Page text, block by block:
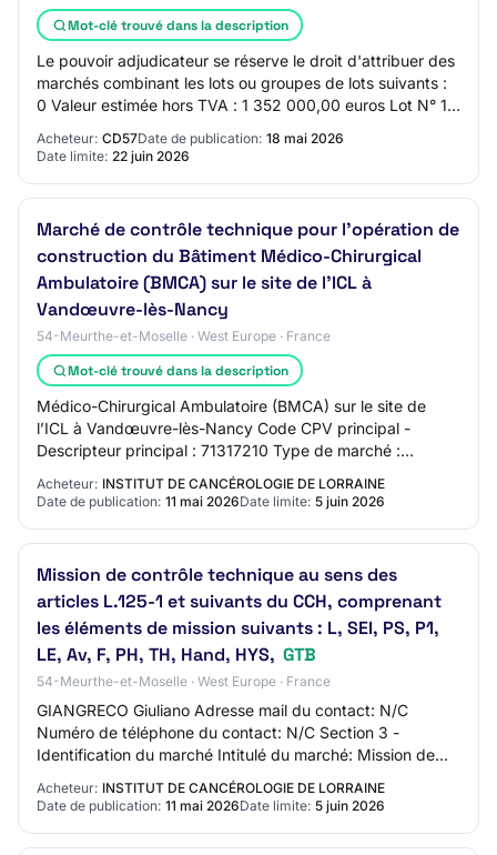
Mot-clé trouvé dans la description
Le pouvoir adjudicateur se réserve le droit d'attribuer des
marchés combinant les lots ou groupes de lots suivants :
0 Valeur estimée hors TVA : 1 352 000,00 euros Lot N° 1 -
Acheteur: CD57Date de publication: 18 mai 2026
Date limite: 22 juin 2026
Marché de contrôle technique pour l’opération de
construction du Bâtiment Médico-Chirurgical
Ambulatoire (BMCA) sur le site de l’ICL à
Vandœuvre-lès-Nancy
54-Meurthe-et-Moselle · West Europe · France
Mot-clé trouvé dans la description
Médico-Chirurgical Ambulatoire (BMCA) sur le site de
l’ICL à Vandœuvre-lès-Nancy Code CPV principal -
Descripteur principal : 71317210 Type de marché :
Services Description succincte du marché : Miss…
Acheteur: INSTITUT DE CANCÉROLOGIE DE LORRAINE
Date de publication: 11 mai 2026Date limite: 5 juin 2026
Mission de contrôle technique au sens des
articles L.125-1 et suivants du CCH, comprenant
les éléments de mission suivants : L, SEI, PS, P1,
LE, Av, F, PH, TH, Hand, HYS, GTB
54-Meurthe-et-Moselle · West Europe · France
GIANGRECO Giuliano Adresse mail du contact: N/C
Numéro de téléphone du contact: N/C Section 3 -
Identification du marché Intitulé du marché: Mission de
contrôle technique au sens des articles L.125-1…
Acheteur: INSTITUT DE CANCÉROLOGIE DE LORRAINE
Date de publication: 11 mai 2026Date limite: 5 juin 2026